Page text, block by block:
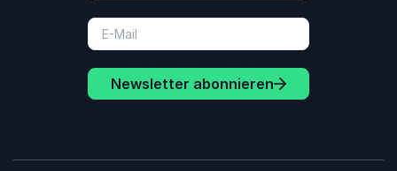
Newsletter abonnieren